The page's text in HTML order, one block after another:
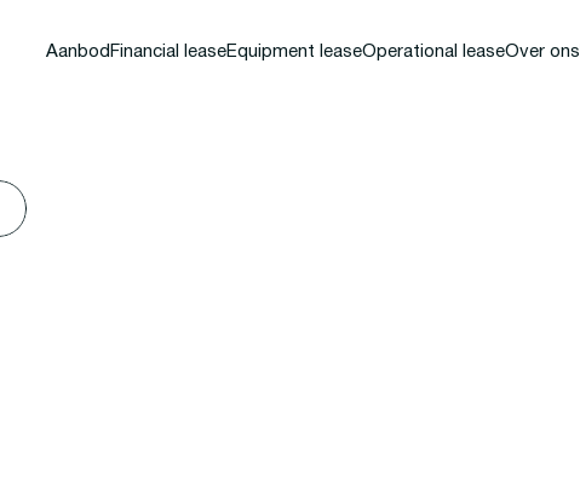
Aanbod Financial leaseEquipment leaseOperational leaseOver ons